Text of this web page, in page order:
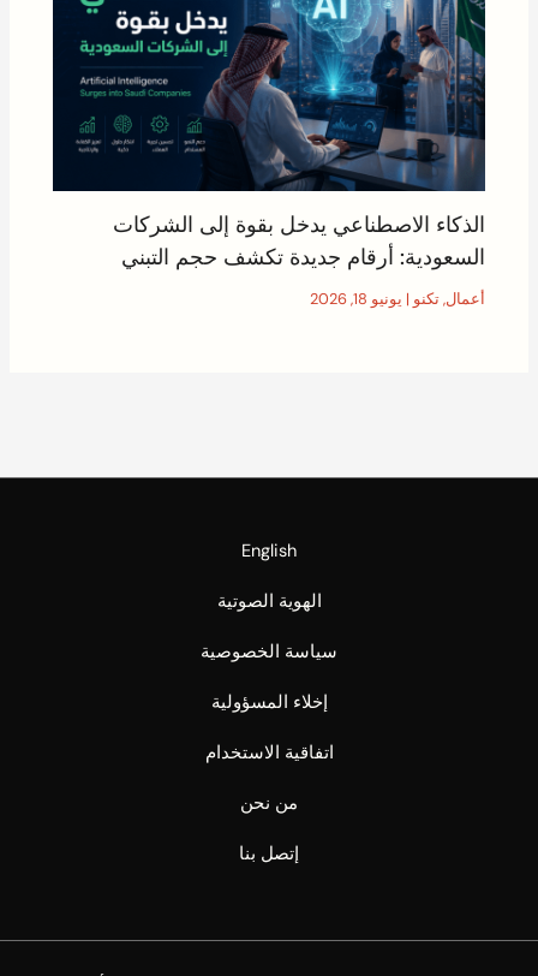
الذكاء الاصطناعي يدخل بقوة إلى الشركات
السعودية: أرقام جديدة تكشف حجم التبني
أعمال,تكنو | يونيو 18, 2026
English
الهوية الصوتية
سياسة الخصوصية
إخلاء المسؤولية
اتفاقية الاستخدام
من نحن
إتصل بنا